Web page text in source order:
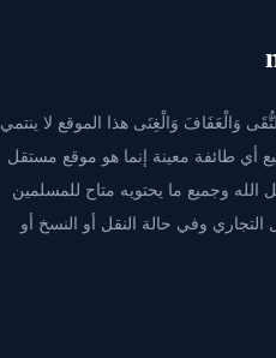
وَالْعَفَافَ وَالْغِنَى هذا الموقع لا ينتمي
أي طائفة معينة إنما هو موقع مستقل
وجميع ما يحتويه متاح للمسلمين
وفي حالة النقل أو النسخ أو